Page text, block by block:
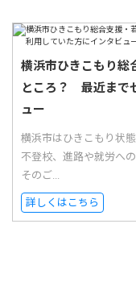
横浜市ひきこもり総
ところ？ 最近まで
ュー
横浜市はひきこもり状
不登校、進路や就労へ
そのご...
詳しくはこちら